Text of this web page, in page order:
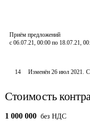
Приём предложений
с 06.07.21, 00:00 по 18.07.21,
14 Изменён26 июл 2021.
Стоимость
1 000 000 без НДС